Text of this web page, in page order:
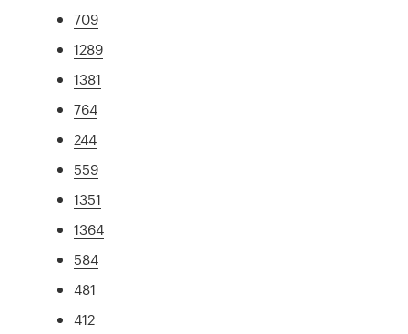
709
1289
1381
764
244
559
1351
1364
584
481
412